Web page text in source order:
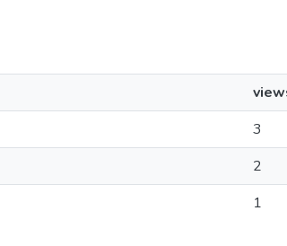
3
2
1